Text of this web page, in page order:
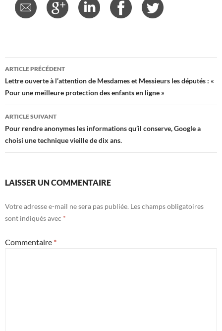
Navigation
des
articles
ARTICLE PRÉCÉDENT
Lettre ouverte à l’attention de Mesdames et Messieurs les députés : «
Pour une meilleure protection des enfants en ligne »
ARTICLE SUIVANT
Pour rendre anonymes les informations qu’il conserve, Google a
choisi une technique vieille de dix ans.
LAISSER UN COMMENTAIRE
Votre adresse e-mail ne sera pas publiée. Les champs obligatoires
sont indiqués avec *
Commentaire *